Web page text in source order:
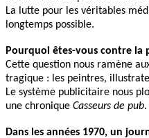
La lutte pour les véritables
longtemps possible.
Pourquoi êtes-vous contre la
Cette question nous ramène
tragique : les peintres,
Le système publicitaire nous
une chronique Casseurs de pub
Dans les années 1970, un